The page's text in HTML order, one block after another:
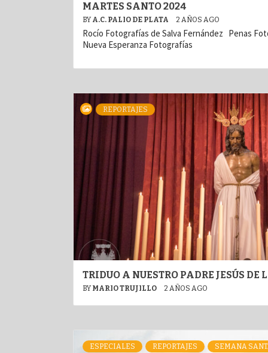
MARTES SANTO 2024
BY A.C. PALIO DE PLATA 2 AÑOS AGO
Rocío Fotografías de Salva Fernández Penas
Nueva Esperanza Fotografías
REPORTAJES
TRIDUO A NUESTRO PADRE JESÚS
BY MARIO TRUJILLO 2 AÑOS AGO
ESPECIALES REPORTAJES SEMANA